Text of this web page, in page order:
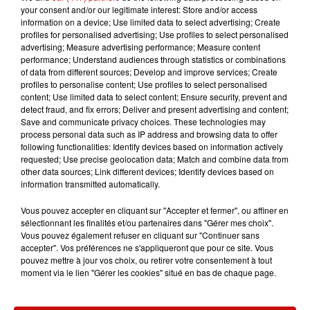
robinet pendant au moins cinq minutes avant toute
consommation. En revanche, l’eau peut toujours être
utilisée pour la toilette, la vaisselle ou le lavage du linge,
sauf pour le bain des nourrissons.
La municipalité a mis en place une distribution de
bouteilles d’eau à la mairie. Selon le maire, la situation
pourrait être rétablie d’ici une à deux semaines, le
temps de réparer la fuite et de procéder aux analyses
nécessaires.
LES AUTRES ACTUALITÉS
MULHOUSE : UN HOMME
your consent and/or our legitimate interest: Store and/or access
information on a device; Use limited data to select advertising; Create
profiles for personalised advertising; Use profiles to select personalised
advertising; Measure advertising performance; Measure content
performance; Understand audiences through statistics or combinations
of data from different sources; Develop and improve services; Create
profiles to personalise content; Use profiles to select personalised
content; Use limited data to select content; Ensure security, prevent and
detect fraud, and fix errors; Deliver and present advertising and content;
Save and communicate privacy choices. These technologies may
process personal data such as IP address and browsing data to offer
following functionalities: Identify devices based on information actively
requested; Use precise geolocation data; Match and combine data from
other data sources; Link different devices; Identify devices based on
information transmitted automatically.
Vous pouvez accepter en cliquant sur "Accepter et fermer", ou affiner en
sélectionnant les finalités et/ou partenaires dans "Gérer mes choix".
Vous pouvez également refuser en cliquant sur "Continuer sans
accepter". Vos préférences ne s'appliqueront que pour ce site. Vous
pouvez mettre à jour vos choix, ou retirer votre consentement à tout
moment via le lien "Gérer les cookies" situé en bas de chaque page.